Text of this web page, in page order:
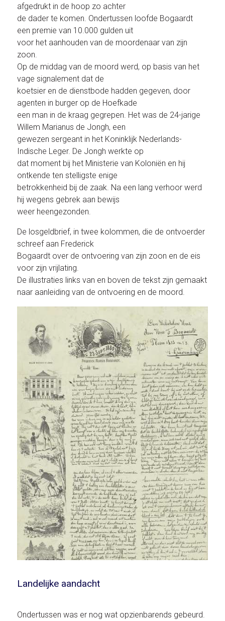
afgedrukt in de hoop zo achter
de dader te komen. Ondertussen loofde Bogaardt
een premie van 10.000 gulden uit
voor het aanhouden van de moordenaar van zijn
zoon.
Op de middag van de moord werd, op basis van het
vage signalement dat de
koetsier en de dienstbode hadden gegeven, door
agenten in burger op de Hoefkade
een man in de kraag gegrepen. Het was de 24-jarige
Willem Marianus de Jongh, een
gewezen sergeant in het Koninklijk Nederlands-
Indische Leger. De Jongh werkte op
dat moment bij het Ministerie van Koloniën en hij
ontkende ten stelligste enige
betrokkenheid bij de zaak. Na een lang verhoor werd
hij wegens gebrek aan bewijs
weer heengezonden.
De losgeldbrief, in twee kolommen, die de ontvoerder
schreef aan Frederick
Bogaardt over de ontvoering van zijn zoon en de eis
voor zijn vrijlating.
De illustraties links van en boven de tekst zijn gemaakt
naar aanleiding van de ontvoering en de moord.
Landelijke aandacht
Ondertussen was er nog wat opzienbarends gebeurd.